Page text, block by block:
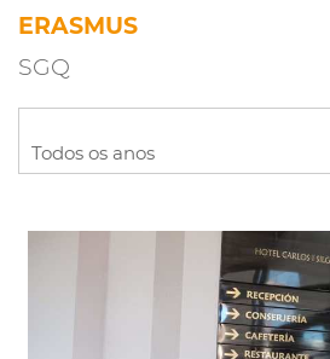
ERASMUS
SGQ